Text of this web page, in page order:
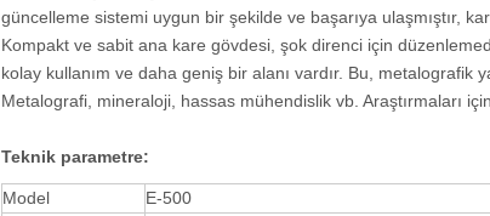
güncelleme sistemi uygun bir şekilde ve başarıya ulaşmıştır,
Kompakt ve sabit ana kare gövdesi, şok direnci için
kolay kullanım ve daha geniş bir alanı vardır. Bu,
Metalografi, mineraloji, hassas mühendislik vb. Araştırmaları
Teknik parametre:
Model E-500